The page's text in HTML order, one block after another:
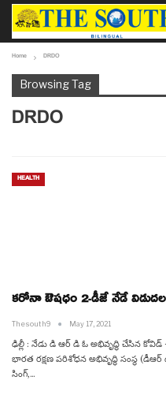
Home DRDO
Browsing Tag
DRDO
HEALTH
కరోనా ఔషధం 2-డీజే నేడే విడుదల
Thesouth9 May 17, 2021
ఢిల్లీ : నేడు డి ఆర్ డి ఓ అభివృద్ధి చేసిన
భారత రక్షణ పరిశోధన అభివృద్ధి సంస్థ
సింగ్,…